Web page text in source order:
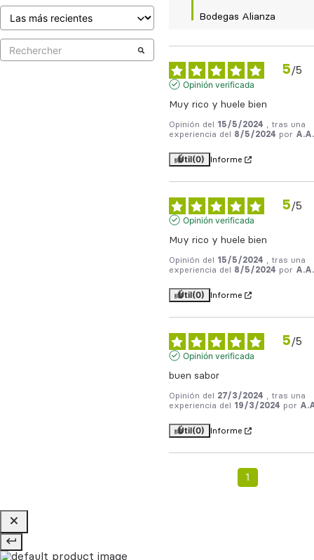
Bodegas Alianza
5/5
Opinión verificada
Muy rico y huele bien
Opinión del 15/5/2024
, tras una
experiencia del
8/5/2024 por A.A.
Útil(0) Informe
5/5
Opinión verificada
Muy rico y huele bien
Opinión del 15/5/2024
, tras una
experiencia del
8/5/2024 por A.A.
Útil(0) Informe
5/5
Opinión verificada
buen sabor
Opinión del 27/3/2024
, tras una
experiencia del
19/3/2024 por
Útil(0) Informe
1